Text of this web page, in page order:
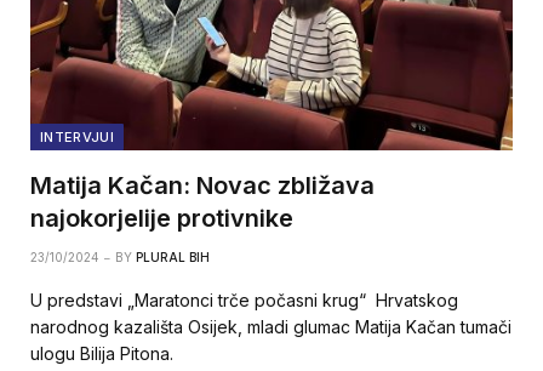
INTERVJUI
Matija Kačan: Novac zbližava
najokorjelije protivnike
23/10/2024 BY PLURAL BIH
U predstavi „Maratonci trče počasni krug“ Hrvatskog
narodnog kazališta Osijek, mladi glumac Matija Kačan tumači
ulogu Bilija Pitona.